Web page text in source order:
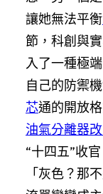
讓她無法平衡
節，科創與
入了一種極
自己的防禦
芯通的開放
油氣分離器
“十四五”收
「灰色？那